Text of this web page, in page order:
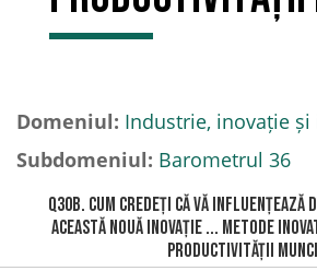
Domeniul: Industrie, inovație
Subdomeniul: Barometrul 36
Q30B. Cum credeți că vă influențează
această nouă inovație ... Metode
productivității